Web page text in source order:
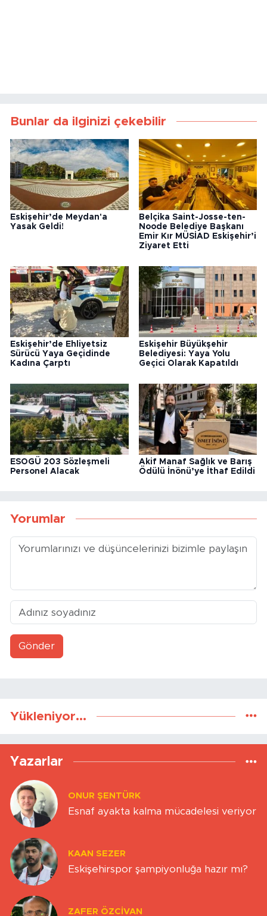
Bunlar da ilginizi çekebilir
Eskişehir’de Meydan'a
Yasak Geldi!
Belçika Saint-Josse-ten-
Noode Belediye Başkanı
Emir Kır MÜSİAD Eskişehir’i
Ziyaret Etti
Eskişehir’de Ehliyetsiz
Sürücü Yaya Geçidinde
Kadına Çarptı
Eskişehir Büyükşehir
Belediyesi: Yaya Yolu
Geçici Olarak Kapatıldı
ESOGÜ 203 Sözleşmeli
Personel Alacak
Akif Manaf Sağlık ve Barış
Ödülü İnönü’ye İthaf Edildi
Yorumlar
Gönder
Yükleniyor...
Yazarlar
ONUR ŞENTÜRK
Esnaf ayakta kalma mücadelesi veriyor
KAAN SEZER
Eskişehirspor şampiyonluğa hazır mı?
ZAFER ÖZCIVAN